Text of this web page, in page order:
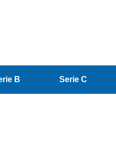
B Serie C